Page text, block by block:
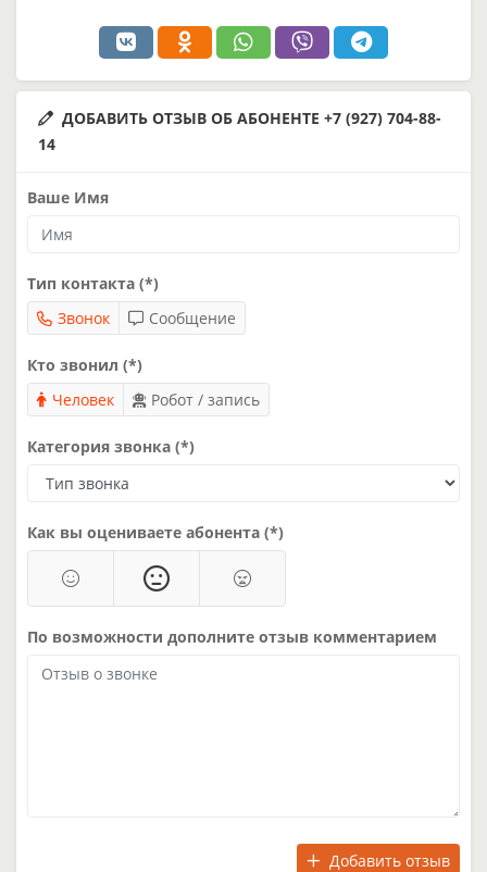
ДОБАВИТЬ ОТЗЫВ ОБ АБОНЕНТЕ +7 (927) 704-88-
14
Ваше Имя
Тип контакта (*)
Звонок
Сообщение
Кто звонил (*)
Человек
Робот / запись
Категория звонка (*)
Как вы оцениваете абонента (*)
По возможности дополните отзыв комментарием
Добавить отзыв